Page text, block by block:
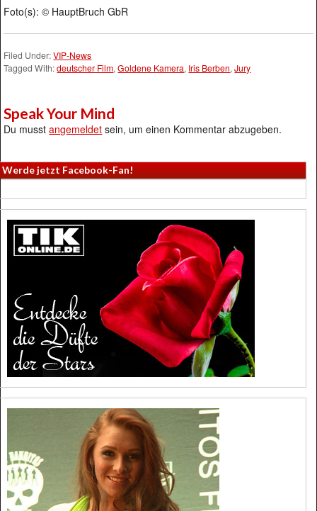
Foto(s): © HauptBruch GbR
Filed Under:VIP-News
Tagged With:deutscher Film,Goldene Kamera, Iris Berben,Jury
Speak Your Mind
Du musstangemeldet sein, um einen Kommentar abzugeben.
Werde jetzt Facebook-Fan!